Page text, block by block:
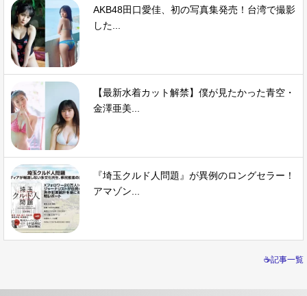
AKB48田口愛佳、初の写真集発売！台湾で撮影
した...
【最新水着カット解禁】僕が見たかった青空・
金澤亜美...
『埼玉クルド人問題』が異例のロングセラー！
アマゾン...
☕記事一覧